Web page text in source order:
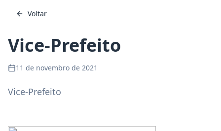
Voltar
Vice-Prefeito
11 de novembro de 2021
Vice-Prefeito